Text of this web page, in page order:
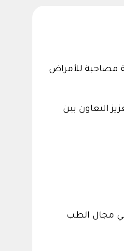
مصاحبة للأمراض
التعاون بين
في مجال الطب